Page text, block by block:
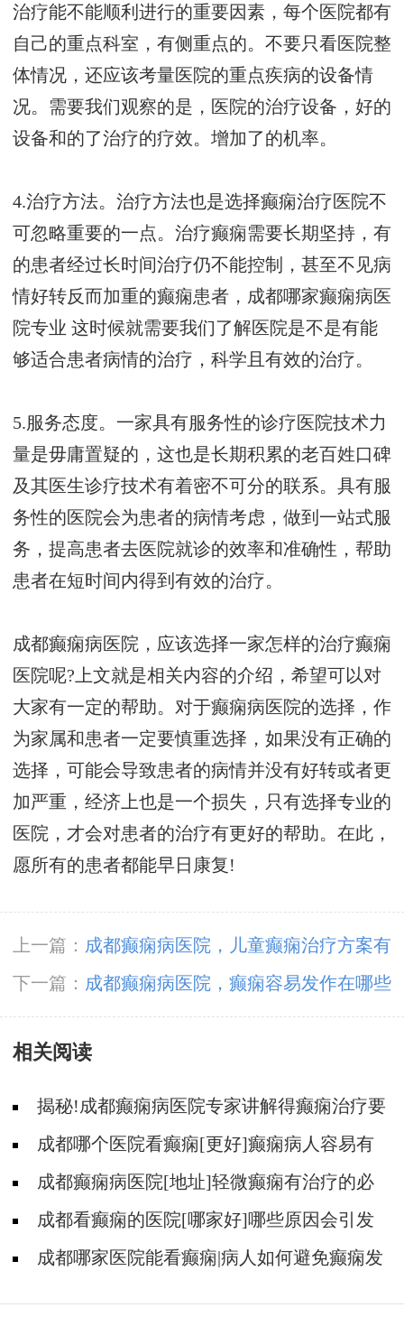
治疗能不能顺利进行的重要因素，每个医院都有
自己的重点科室，有侧重点的。不要只看医院整
体情况，还应该考量医院的重点疾病的设备情
况。需要我们观察的是，医院的治疗设备，好的
设备和的了治疗的疗效。增加了的机率。
4.治疗方法。治疗方法也是选择癫痫治疗医院不
可忽略重要的一点。治疗癫痫需要长期坚持，有
的患者经过长时间治疗仍不能控制，甚至不见病
情好转反而加重的癫痫患者， 成都哪家癫痫病医
院专业 这时候就需要我们了解医院是不是有能
够适合患者病情的治疗，科学且有效的治疗。
5.服务态度。一家具有服务性的诊疗医院技术力
量是毋庸置疑的，这也是长期积累的老百姓口碑
及其医生诊疗技术有着密不可分的联系。具有服
务性的医院会为患者的病情考虑，做到一站式服
务，提高患者去医院就诊的效率和准确性，帮助
患者在短时间内得到有效的治疗。
成都癫痫病医院，应该选择一家怎样的治疗癫痫
医院呢?上文就是相关内容的介绍，希望可以对
大家有一定的帮助。对于癫痫病医院的选择，作
为家属和患者一定要慎重选择，如果没有正确的
选择，可能会导致患者的病情并没有好转或者更
加严重，经济上也是一个损失，只有选择专业的
医院，才会对患者的治疗有更好的帮助。在此，
愿所有的患者都能早日康复!
上一篇： 成都癫痫病医院，儿童癫痫治疗方案有
哪些?
下一篇： 成都癫痫病医院，癫痫容易发作在哪些
人身上?
相关阅读
揭秘!成都癫痫病医院专家讲解得癫痫治疗要
多少钱?
成都哪个医院看癫痫[更好]癫痫病人容易有
什么心理?
成都癫痫病医院[地址]轻微癫痫有治疗的必
要吗?成都看癫痫的医院[哪家好]哪些原因会引发
癫痫呢?
成都哪家医院能看癫痫|病人如何避免癫痫发